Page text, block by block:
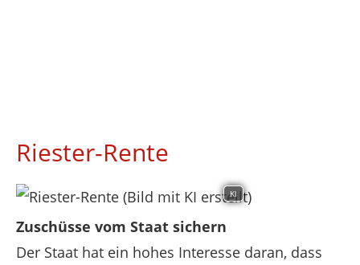
Riester-Rente
KI
Zuschüsse vom Staat sichern
Der Staat hat ein hohes Interesse daran, dass